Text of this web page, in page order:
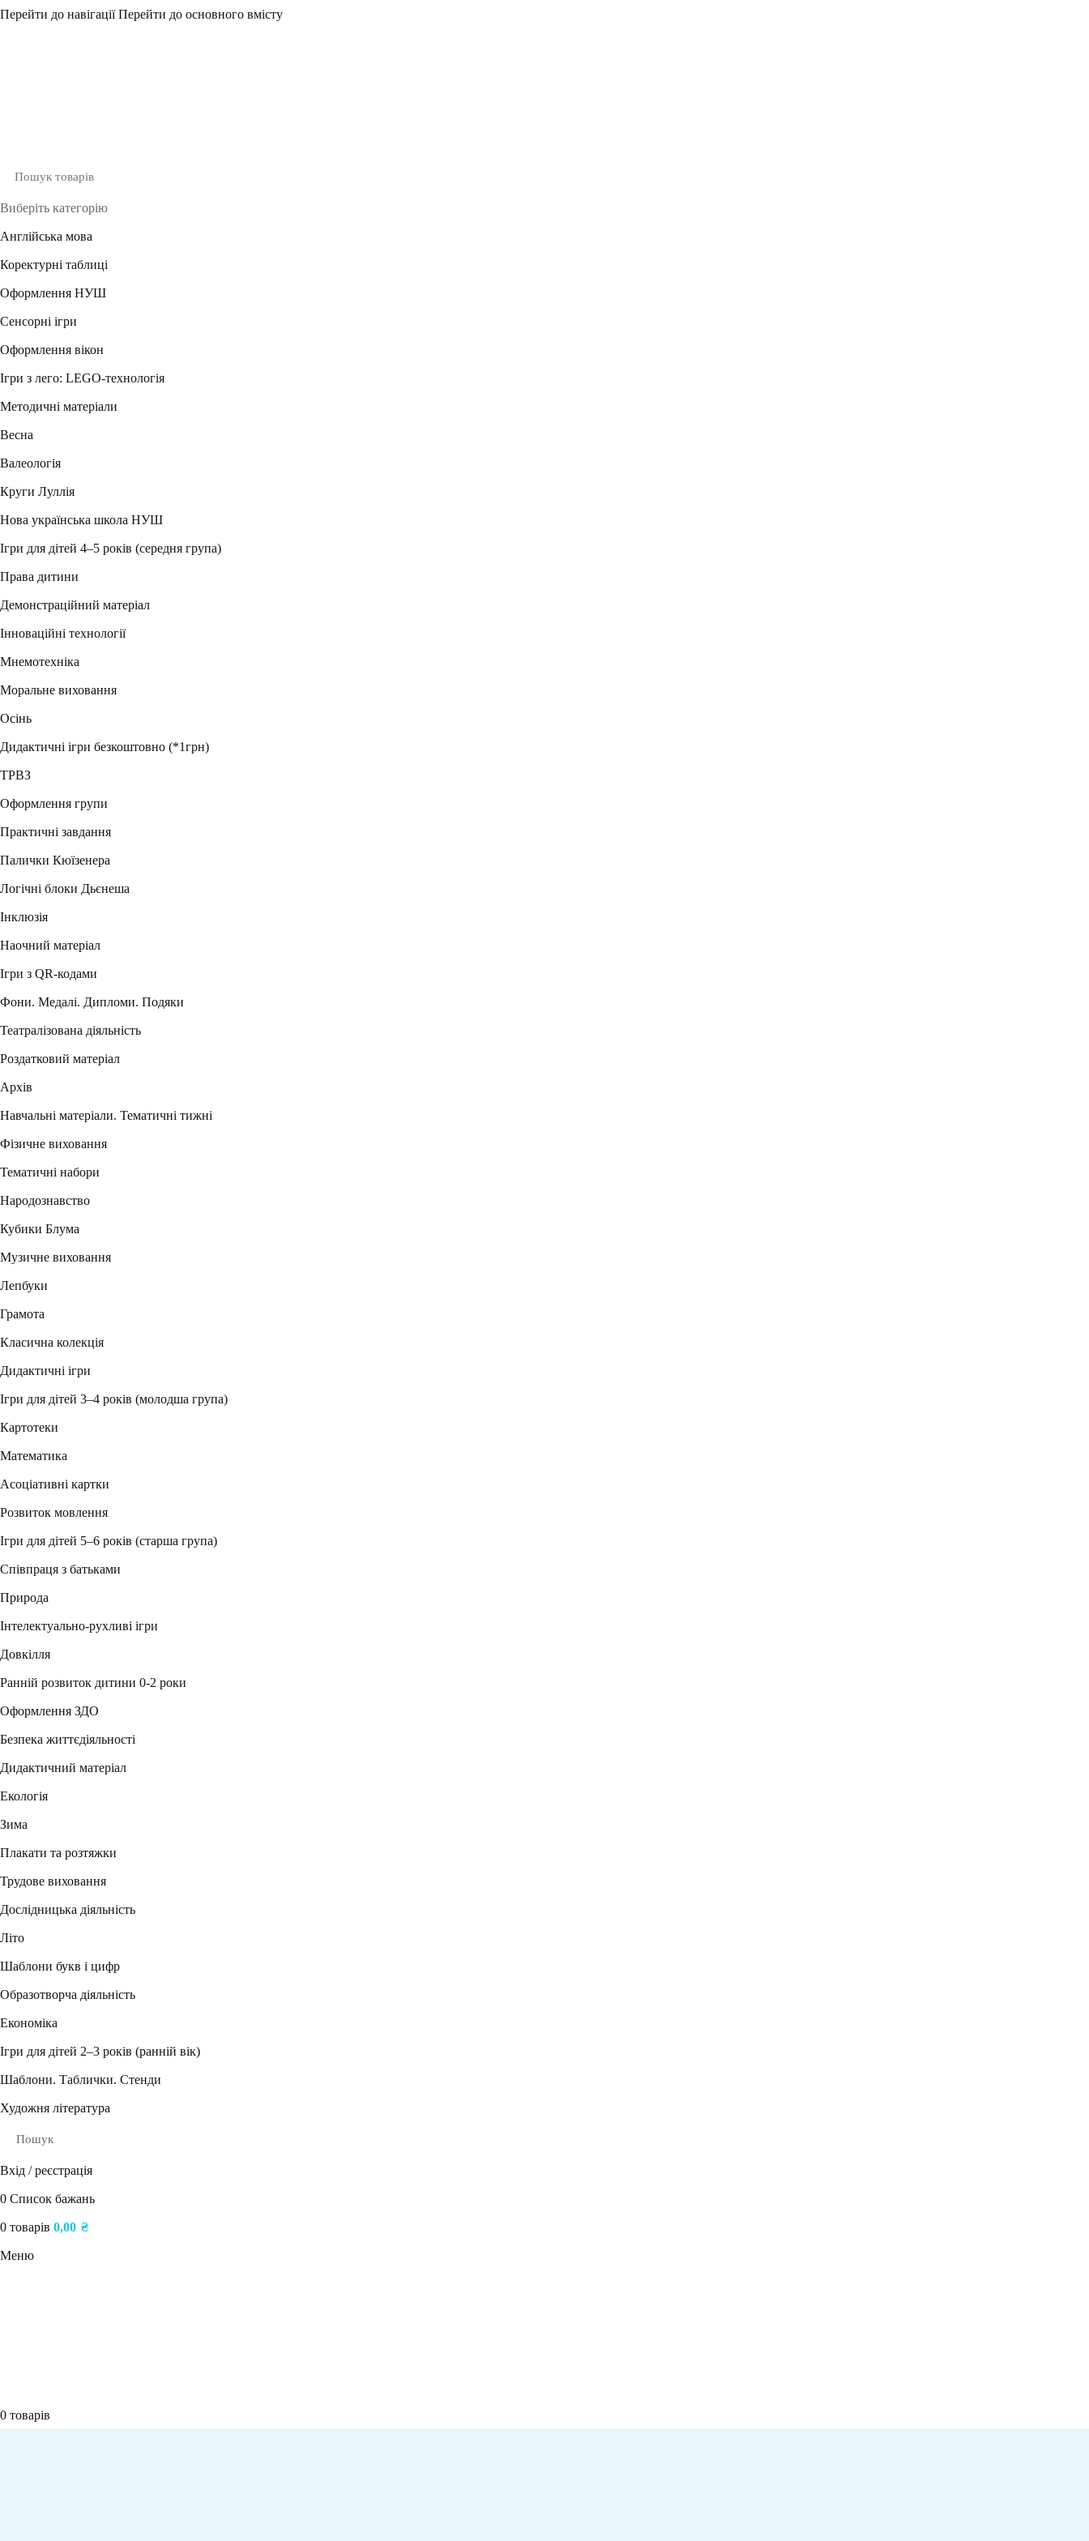
Перейти до навігаціїПерейти до основного вмісту
Виберіть категорію
Англійська мова
Коректурні таблиці
Оформлення НУШ
Сенсорні ігри
Оформлення вікон
Ігри з лего: LEGO-технологія
Методичні матеріали
Весна
Валеологія
Круги Луллія
Нова українська школа НУШ
Ігри для дітей 4–5 років (середня група)
Права дитини
Демонстраційний матеріал
Інноваційні технології
Мнемотехніка
Моральне виховання
Осінь
Дидактичні ігри безкоштовно (*1грн)
ТРВЗ
Оформлення групи
Практичні завдання
Палички Кюїзенера
Логічні блоки Дьєнеша
Інклюзія
Наочний матеріал
Ігри з QR-кодами
Фони. Медалі. Дипломи. Подяки
Театралізована діяльність
Роздатковий матеріал
Архів
Навчальні матеріали. Тематичні тижні
Фізичне виховання
Тематичні набори
Народознавство
Кубики Блума
Музичне виховання
Лепбуки
Грамота
Класична колекція
Дидактичні ігри
Ігри для дітей 3–4 років (молодша група)
Картотеки
Математика
Асоціативні картки
Розвиток мовлення
Ігри для дітей 5–6 років (старша група)
Співпраця з батьками
Природа
Інтелектуально-рухливі ігри
Довкілля
Ранній розвиток дитини 0-2 роки
Оформлення ЗДО
Безпека життєдіяльності
Дидактичний матеріал
Екологія
Зима
Плакати та розтяжки
Трудове виховання
Дослідницька діяльність
Літо
Шаблони букв і цифр
Образотворча діяльність
Економіка
Ігри для дітей 2–3 років (ранній вік)
Шаблони. Таблички. Стенди
Художня література
Пошук
Вхід / реєстрація
0 Список бажань
0 товарів 0,00 ₴
Меню
0 товарів